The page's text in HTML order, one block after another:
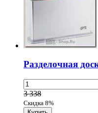
Разделочная
3 338
Скидка 8%